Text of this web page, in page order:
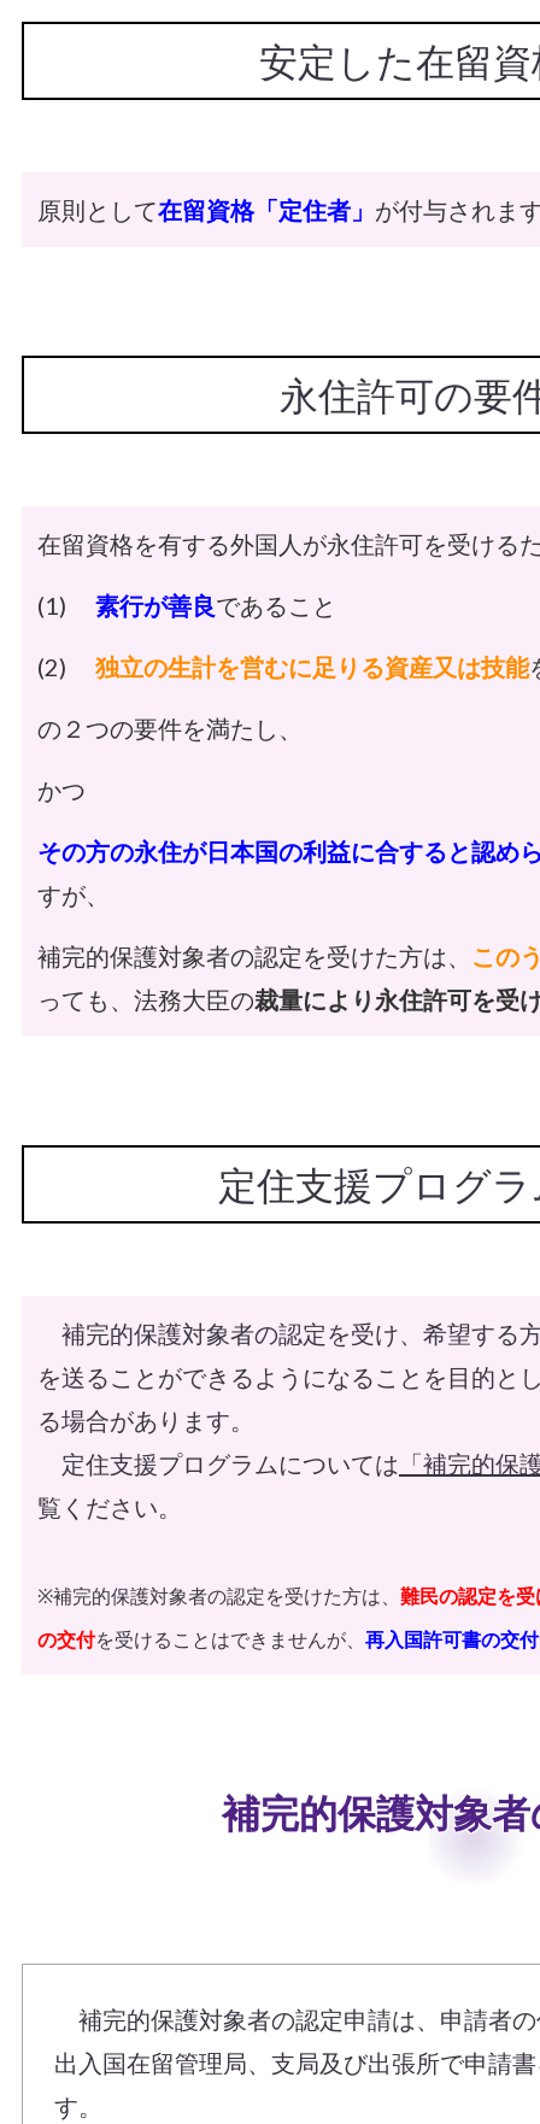
安定した在留
原則として在留資格「定住者」 が付与されま
永住許可の要
在留資格を有する外国人が永住許可を受ける
(1) 素行が善良であること
(2) 独立の生計を営むに足りる資産又は技能
の２つの要件を満たし、
かつ
その方の永住が日本国の利益に合すると認め
すが、
補完的保護対象者の認定を受けた方は、 この
っても、法務大臣の裁量により永住許可を受
定住支援プログ
補完的保護対象者の認定を受け、希望する
を送ることができるようになることを目的と
る場合があります。
定住支援プログラムについては 「補完的保
覧ください。
※補完的保護対象者の認定を受けた方は、 難民の認定を
の交付を受けることはできませんが、 再入国許可書の交
補完的保護対象
補完的保護対象者の認定申請は、申請者
出入国在留管理局、支局及び出張所で申請
す。